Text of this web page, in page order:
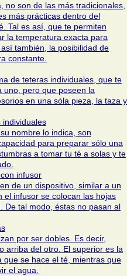
no son de las más tradicionales,
más prácticas dentro del
Tal es así, que te permiten
la temperatura exacta para
también, la posibilidad de
constante.
de teteras individuales, que te
uno, pero que poseen la
en una sóla pieza, la taza y
individuales
nombre lo indica, son
para preparar sólo una
a tomar tu té a solas y te
infusor
de un dispositivo, similar a un
el infusor se colocan las hojas
De tal modo, éstas no pasan al
por ser dobles. Es decir,
arriba del otro. El superior es la
se hace el té, mientras que
el agua.